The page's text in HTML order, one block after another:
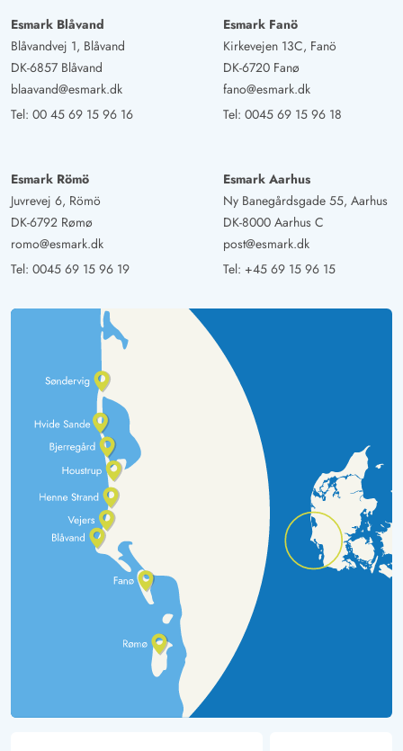
Esmark Blåvand
Blåvandvej 1, Blåvand
DK-6857 Blåvand
blaavand@esmark.dk
Tel: 00 45 69 15 96 16
Esmark Fanö
Kirkevejen 13C, Fanö
DK-6720 Fanø
fano@esmark.dk
Tel: 0045 69 15 96 18
Esmark Römö
Juvrevej 6, Römö
DK-6792 Rømø
romo@esmark.dk
Tel: 0045 69 15 96 19
Esmark Aarhus
Ny Banegårdsgade 55, Aarhus
DK-8000 Aarhus C
post@esmark.dk
Tel: +45 69 15 96 15